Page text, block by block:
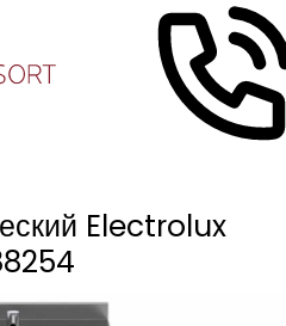
Electrolux